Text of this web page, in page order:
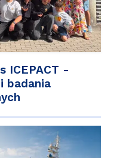
ICEPACT -
badania